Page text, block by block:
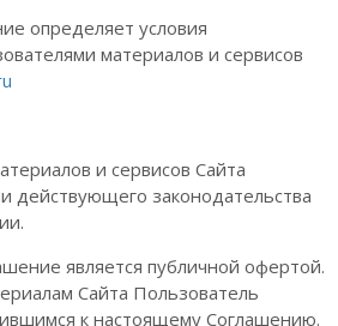
определяет условия
материалов и сервисов
и сервисов Сайта
действующего законодательства
является публичной офертой.
Сайта Пользователь
к настоящему Соглашению.